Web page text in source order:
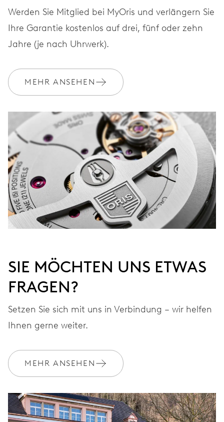
ARMBAND Edelstahl
EXTRAS
Luxuriöse Spezial-
Holzschatulle, limitiert auf
GARANTIE 2 Jahre
Werden Sie Mitglied bei MyOris und verlängern Sie Ihre Garantie
kostenlos auf 3 Jahre
MYORIS
Werden Sie Mitglied bei MyOris und verlängern Sie
Ihre Garantie kostenlos auf drei, fünf oder zehn
Jahre (je nach Uhrwerk).
MEHR ANSEHEN
SIE MÖCHTEN UNS ETWAS
FRAGEN?
Setzen Sie sich mit uns in Verbindung – wir helfen
Ihnen gerne weiter.
MEHR ANSEHEN